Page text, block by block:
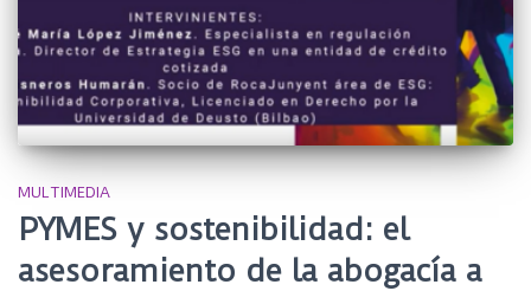
MULTIMEDIA
PYMES y sostenibilidad: el
asesoramiento de la abogacía a